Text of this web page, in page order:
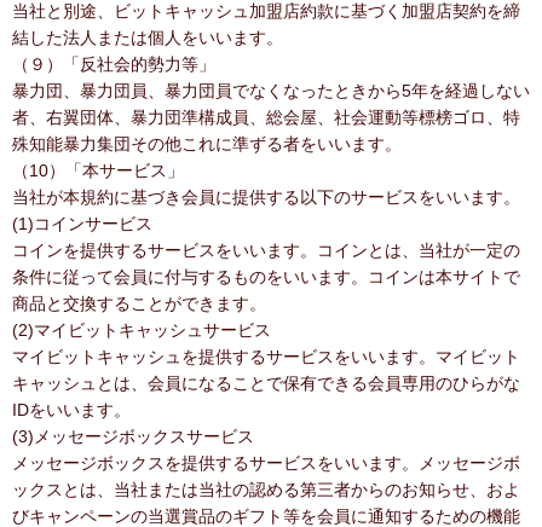
当社と別途、ビットキャッシュ加盟店約款に基づく加盟店契約を締
結した法人または個人をいいます。
（９）「反社会的勢力等」
暴力団、暴力団員、暴力団員でなくなったときから5年を経過しない
者、右翼団体、暴力団準構成員、総会屋、社会運動等標榜ゴロ、特
殊知能暴力集団その他これに準ずる者をいいます。
（10）「本サービス」
当社が本規約に基づき会員に提供する以下のサービスをいいます。
(1)コインサービス
コインを提供するサービスをいいます。コインとは、当社が一定の
条件に従って会員に付与するものをいいます。コインは本サイトで
商品と交換することができます。
(2)マイビットキャッシュサービス
マイビットキャッシュを提供するサービスをいいます。マイビット
キャッシュとは、会員になることで保有できる会員専用のひらがな
IDをいいます。
(3)メッセージボックスサービス
メッセージボックスを提供するサービスをいいます。メッセージボ
ックスとは、当社または当社の認める第三者からのお知らせ、およ
びキャンペーンの当選賞品のギフト等を会員に通知するための機能